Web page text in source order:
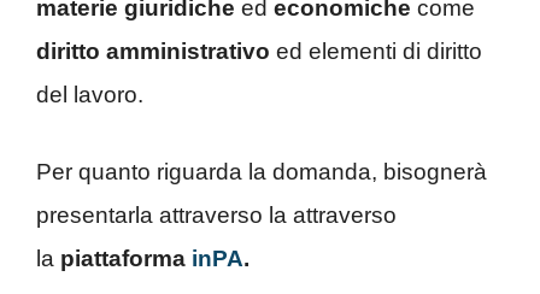
materie giuridiche ed economiche come
diritto amministrativo ed elementi di diritto
del lavoro.
Per quanto riguarda la domanda, bisognerà
presentarla attraverso la attraverso
la piattaforma inPA.